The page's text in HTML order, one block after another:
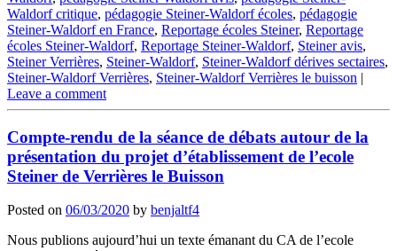
Waldorf critique, pédagogie Steiner-Waldorf écoles, pédagogie
Steiner-Waldorf en France, Reportage écoles Steiner, Reportage
écoles Steiner-Waldorf, Reportage Steiner-Waldorf, Steiner avis,
Steiner Verrières, Steiner-Waldorf, Steiner-Waldorf dérives sectaires,
Steiner-Waldorf Verrières, Steiner-Waldorf Verrières le buisson |
Leave a comment
Compte-rendu de la séance de débats autour de la
présentation du projet d’établissement de l’ecole
Steiner de Verrières le Buisson
Posted on 06/03/2020 by benjaltf4
Nous publions aujourd’hui un texte émanant du CA de l’ecole